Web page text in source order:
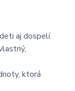
aj dospelí.
ktorá